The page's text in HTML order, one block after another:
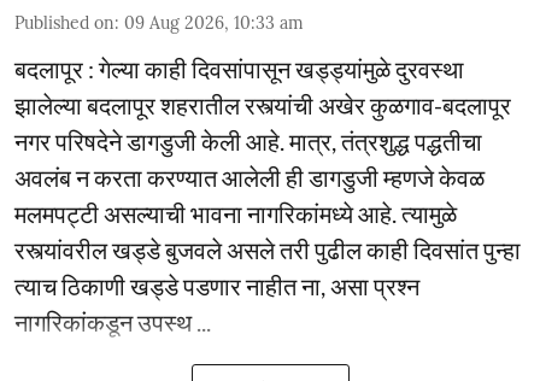
Published on: 09 Aug 2026, 10:33 am
बदलापूर : गेल्या काही दिवसांपासून खड्ड्यांमुळे दुरवस्था
झालेल्या बदलापूर शहरातील रस्त्यांची अखेर कुळगाव-बदलापूर
नगर परिषदेने डागडुजी केली आहे. मात्र, तंत्रशुद्ध पद्धतीचा
अवलंब न करता करण्यात आलेली ही डागडुजी म्हणजे केवळ
मलमपट्टी असल्याची भावना नागरिकांमध्ये आहे. त्यामुळे
रस्त्यांवरील खड्डे बुजवले असले तरी पुढील काही दिवसांत पुन्हा
त्याच ठिकाणी खड्डे पडणार नाहीत ना, असा प्रश्न
नागरिकांकडून उपस्थ ...